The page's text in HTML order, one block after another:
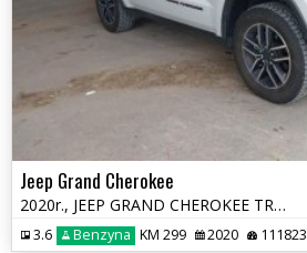
Jeep Grand Cherokee
2020r., JEEP GRAND CHEROKEE TRAILHAWK 4X4, 3.6L, od ubezpieczalni
3.6 Benzyna KM 299 2020 111823